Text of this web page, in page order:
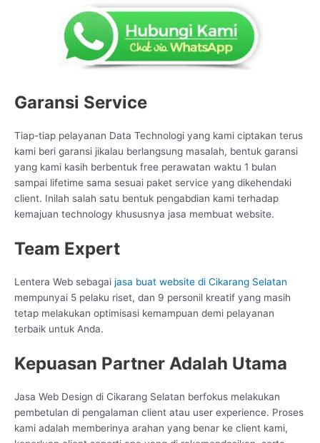
Garansi Service
Tiap-tiap pelayanan Data Technologi yang kami ciptakan terus
kami beri garansi jikalau berlangsung masalah, bentuk garansi
yang kami kasih berbentuk free perawatan waktu 1 bulan
sampai lifetime sama sesuai paket service yang dikehendaki
client. Inilah salah satu bentuk pengabdian kami terhadap
kemajuan technology khususnya jasa membuat website.
Team Expert
Lentera Web sebagai jasa buat website di Cikarang Selatan
mempunyai 5 pelaku riset, dan 9 personil kreatif yang masih
tetap melakukan optimisasi kemampuan demi pelayanan
terbaik untuk Anda.
Kepuasan Partner Adalah Utama
Jasa Web Design di Cikarang Selatan berfokus melakukan
pembetulan di pengalaman client atau user experience. Proses
kami adalah memberinya arahan yang benar ke client kami,